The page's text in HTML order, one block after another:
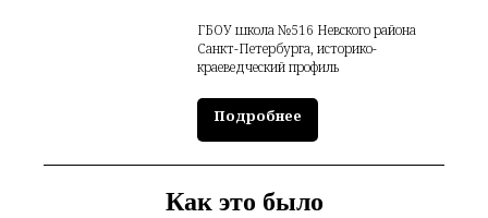
ГБОУ школа №516 Невского района
Санкт-Петербурга, историко-
краеведческий профиль
Подробнее
Как это было